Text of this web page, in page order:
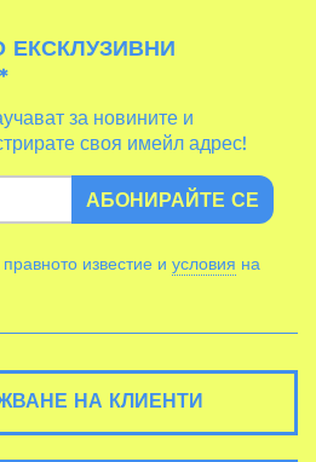
за новините и
своя имейл адрес!
АБОНИРАЙТЕ СЕ
известие и условия
НА КЛИЕНТИ